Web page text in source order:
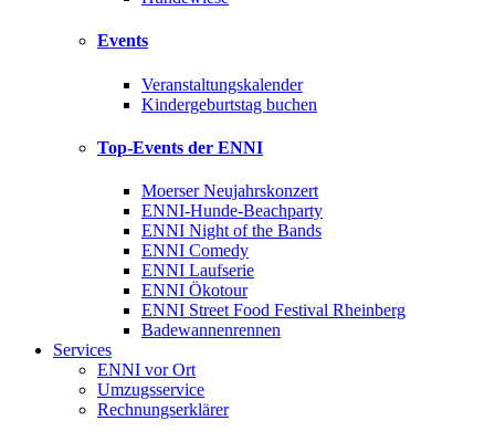
Events
Veranstaltungskalender
Kindergeburtstag buchen
Top-Events der ENNI
Moerser Neujahrskonzert
ENNI-Hunde-Beachparty
ENNI Night of the Bands
ENNI Comedy
ENNI Laufserie
ENNI Ökotour
ENNI Street Food Festival Rheinberg
Badewannenrennen
Services
ENNI vor Ort
Umzugsservice
Rechnungserklärer